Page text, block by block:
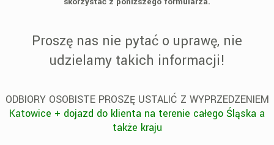
Proszę nas nie pytać o uprawę, nie
udzielamy takich informacji!
ODBIORY OSOBISTE PROSZĘ USTALIĆ Z WYPRZEDZENIEM
Katowice + dojazd do klienta na terenie całego Śląska a
także kraju